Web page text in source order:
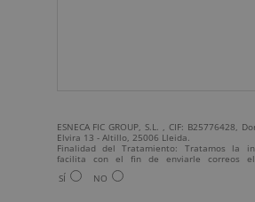
ESNECA FIC GROUP, S.L. , CIF: B25776428,
Elvira 13 - Altillo, 25006 Lleida.
Finalidad del Tratamiento: Tratamos la
facilita con el fin de enviarle correos
comercial relacionado con los productos
productos que fueran de su interés.
SÍ NO